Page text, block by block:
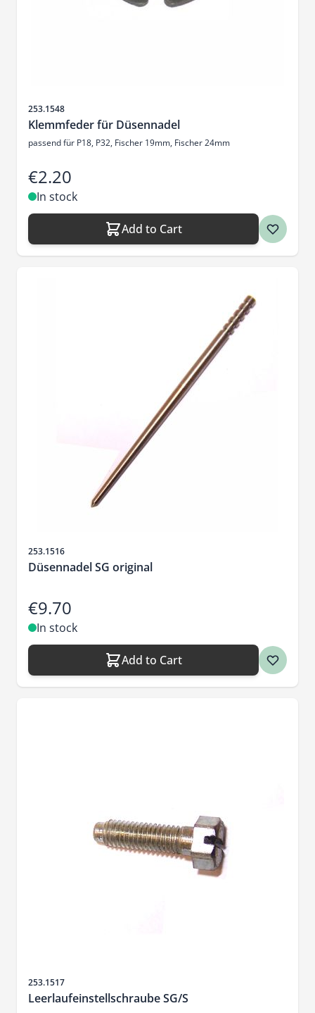
Sku
253.1548
Klemmfeder für Düsennadel
passend für P18, P32, Fischer 19mm, Fischer 24mm
€2.20
In stock
Add to Cart
Sku
253.1516
Düsennadel SG original
€9.70
In stock
Add to Cart
Sku
253.1517
Leerlaufeinstellschraube SG/S